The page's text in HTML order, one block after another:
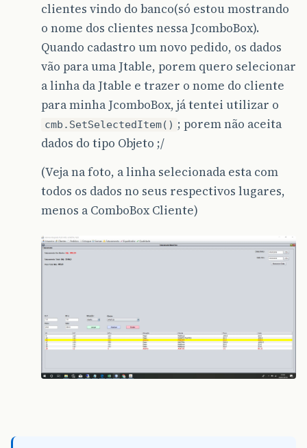
clientes vindo do banco(só estou mostrando
o nome dos clientes nessa JcomboBox).
Quando cadastro um novo pedido, os dados
vão para uma Jtable, porem quero selecionar
a linha da Jtable e trazer o nome do cliente
para minha JcomboBox, já tentei utilizar o
cmb.SetSelectedItem() ; porem não aceita
dados do tipo Objeto ;/
(Veja na foto, a linha selecionada esta com
todos os dados no seus respectivos lugares,
menos a ComboBox Cliente)